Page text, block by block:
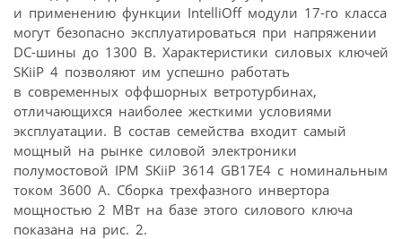
и применению функции IntelliOff модули 17-го класса
могут безопасно эксплуатироваться при напряжении
DC-шины до 1300 В. Характеристики силовых ключей
SKiiP 4 позволяют им успешно работать
в современных оффшорных ветротурбинах,
отличающихся наиболее жесткими условиями
эксплуатации. В состав семейства входит самый
мощный на рынке силовой электроники
полумостовой IPM SKiiP 3614 GB17E4 с номинальным
током 3600 А. Сборка трехфазного инвертора
мощностью 2 МВт на базе этого силового ключа
показана на рис. 2.